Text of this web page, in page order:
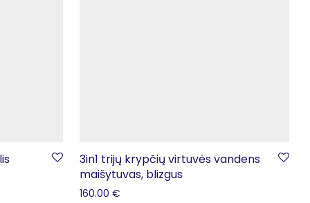
3in1 trijų krypčių virtuvės vandens
maišytuvas, blizgus
160.00 €